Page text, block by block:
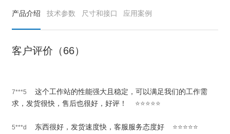
产品介绍 技术参数 尺寸和接口 应用案例
客户评价（66）
7***5
这个工作站的性能强大且稳定，可以满足我们的工作需
求，发货很快，售后也很好，好评！
⭐⭐⭐⭐⭐
5***d 东西很好，发货速度快，客服服务态度好 ⭐⭐⭐⭐⭐